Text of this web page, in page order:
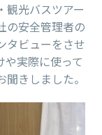
観光バスツアー
の安全管理者の
タビューをさせ
や実際に使って
きしました。